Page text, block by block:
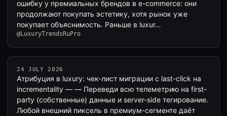
ошибку у премиальных брендов в e-commerce: они
продолжают покупать эстетику, хотя рынок уже
покупает объяснимость. Раньше в luxur…
@LuxuryTrendsRuPro
24 JULY 2026
Атрибуция в luxury: чек-лист миграции с last-click на
incrementality — — Переведи всю телеметрию на first-
party (собственные) данные и server-side тегирование.
Любой внешний пиксель в премиум-сегменте даёт